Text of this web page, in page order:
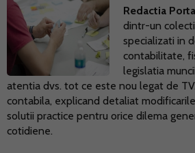
Redactia
dintr-un
specializati in
contabilitate,
legislatia
atentia dvs. tot ce este nou legat de
contabila, explicand detaliat
solutii practice pentru orice dilema
cotidiene.